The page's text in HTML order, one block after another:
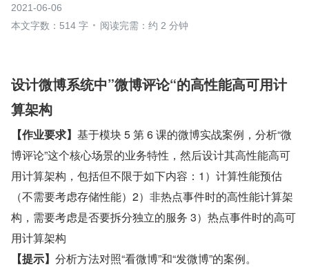
2021-06-06
本文字数：514 字
阅读完需：约 2 分钟
设计微博系统中”微博评论“的高性能高可用计
算架构
【作业要求】 基于模块 5 第 6 课的微博实战案例，分析“微
博评论”这个核心场景的业务特性，然后设计其高性能高可
用计算架构，包括但不限于如下内容：1）计算性能预估
（不需要考虑存储性能）2）非热点事件时的高性能计算架
构，需要考虑是否要拆分独立的服务 3）热点事件时的高可
用计算架构
【提示】 分析方法对照“看微博”和“发微博”的案例。